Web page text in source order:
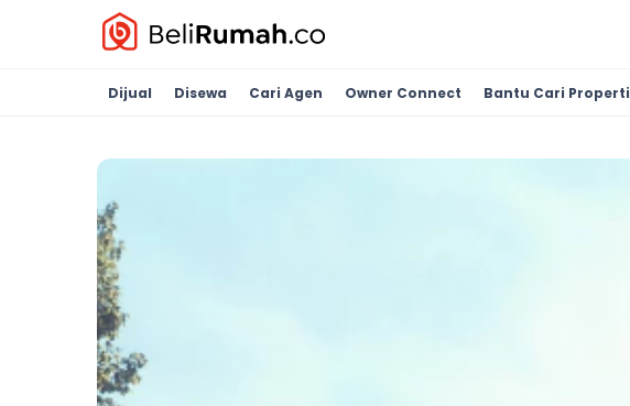
Dijual Disewa Cari Agen Owner Connect Bantu Cari Properti